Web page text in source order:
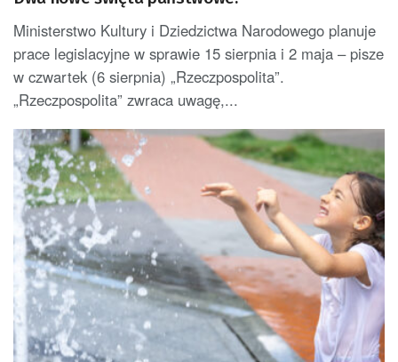
Ministerstwo Kultury i Dziedzictwa Narodowego planuje
prace legislacyjne w sprawie 15 sierpnia i 2 maja – pisze
w czwartek (6 sierpnia) „Rzeczpospolita”.
„Rzeczpospolita” zwraca uwagę,...